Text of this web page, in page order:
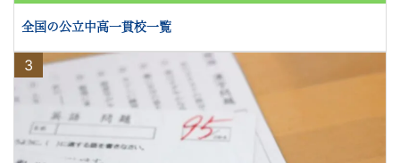
全国の公立中高一貫校一覧
3